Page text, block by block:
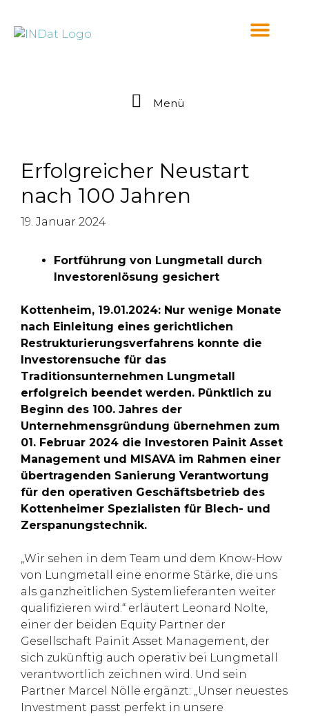
Menü
Erfolgreicher Neustart
nach 100 Jahren
19. Januar 2024
Fortführung von Lungmetall durch
Investorenlösung gesichert
Kottenheim, 19.01.2024: Nur wenige Monate
nach Einleitung eines gerichtlichen
Restrukturierungsverfahrens konnte die
Investorensuche für das
Traditionsunternehmen Lungmetall
erfolgreich beendet werden. Pünktlich zu
Beginn des 100. Jahres der
Unternehmensgründung übernehmen zum
01. Februar 2024 die Investoren Painit Asset
Management und MISAVA im Rahmen einer
übertragenden Sanierung Verantwortung
für den operativen Geschäftsbetrieb des
Kottenheimer Spezialisten für Blech- und
Zerspanungstechnik.
„Wir sehen in dem Team und dem Know-How
von Lungmetall eine enorme Stärke, die uns
als ganzheitlichen Systemlieferanten weiter
qualifizieren wird.“ erläutert Leonard Nolte,
einer der beiden Equity Partner der
Gesellschaft Painit Asset Management, der
sich zukünftig auch operativ bei Lungmetall
verantwortlich zeichnen wird. Und sein
Partner Marcel Nölle ergänzt: „Unser neuestes
Investment passt perfekt in unsere